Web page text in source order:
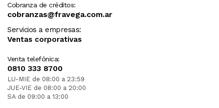
Cobranza de créditos:
cobranzas@fravega.com.ar
Servicios a empresas:
Ventas corporativas
Venta telefónica:
0810 333 8700
LU-MIE de 08:00 a 23:59
JUE-VIE de 08:00 a 20:00
SA de 09:00 a 13:00